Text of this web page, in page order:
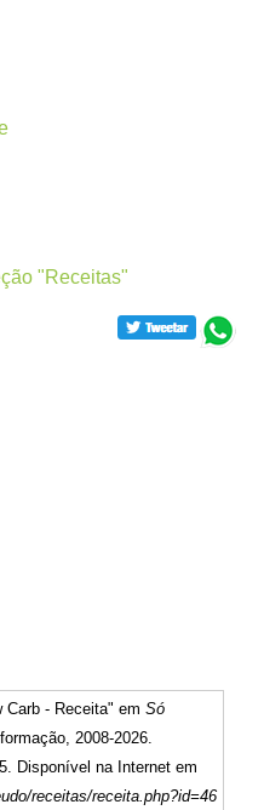
"Receitas"
Carb - Receita" emSó
2008-2026.
Disponível na Internet em
receitas/receita.php?id=46